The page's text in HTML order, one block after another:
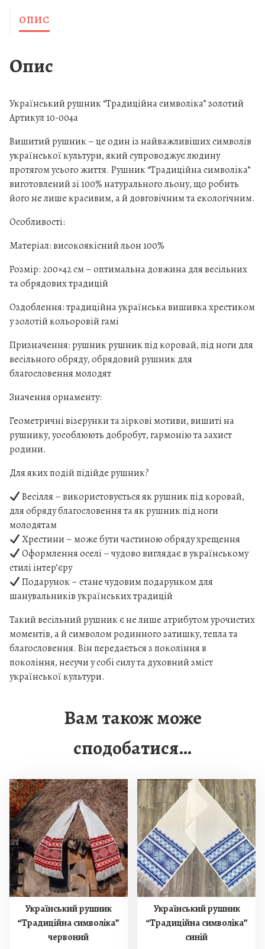
н
ь
и
р
у
ш
н
и
к
"
Т
р
д
ц
і
й
н
с
и
м
в
л
і
к
а
з
о
л
о
т
и
й
к
і
л
ь
к
і
ОПИС
Опис
Український рушник “Традиційна символіка” золотий
Артикул 10-004а
Вишитий рушник – це один із найважливіших символів
української культури, який супроводжує людину
протягом усього життя. Рушник “Традиційна символіка”
виготовлений зі 100% натурального льону, що робить
його не лише красивим, а й довговічним та екологічним.
Особливості:
Матеріал: високоякісний льон 100%
Розмір: 200×42 см – оптимальна довжина для весільних
та обрядових традицій
Оздоблення: традиційна українська вишивка хрестиком
у золотій кольоровій гамі
Призначення: рушник рушник під коровай, під ноги для
весільного обряду, обрядовий рушник для
благословення молодят
Значення орнаменту:
Геометричні візерунки та зіркові мотиви, вишиті на
рушнику, уособлюють добробут, гармонію та захист
родини.
Для яких подій підійде рушник?
Весілля – використовується як рушник під коровай,
для обряду благословення та як рушник під ноги
молодятам
Хрестини – може бути частиною обряду хрещення
Оформлення оселі – чудово виглядає в українському
стилі інтер’єру
Подарунок – стане чудовим подарунком для
шанувальників українських традицій
Такий весільний рушник є не лише атрибутом урочистих
моментів, а й символом родинного затишку, тепла та
благословення. Він передається з покоління в
покоління, несучи у собі силу та духовний зміст
української культури.
Вам також може
сподобатися…
Український рушник
“Традиційна символіка”
червоний
Український рушник
“Традиційна символіка”
синій